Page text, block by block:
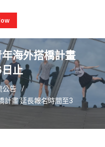
海外搭橋計畫
止
公告
計畫 延長報名時間至3